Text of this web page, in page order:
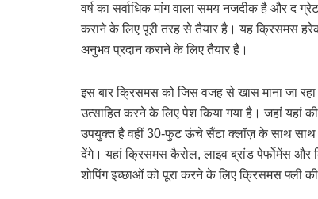
वर्ष का सर्वाधिक मांग वाला समय नजदीक है और द
कराने के लिए पूरी तरह से तैयार है। यह क्रिसमस
अनुभव प्रदान कराने के लिए तैयार है।
इस बार क्रिसमस को जिस वजह से खास माना जा
उत्साहित करने के लिए पेश किया गया है। जहां यहां
उपयुक्त है वहीं 30-फुट ऊंचे सैंटा क्लॉज़ के साथ साथ
देंगे। यहां क्रिसमस कैरोल, लाइव ब्रांड पेर्फोमेंस
शोपिंग इच्छाओं को पूरा करने के लिए क्रिसमस फ्ली की